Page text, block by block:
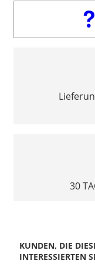
30
KUNDEN, DIE
INTERESSIERTEN